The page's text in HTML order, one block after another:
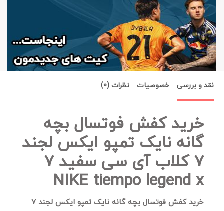
نقد و بررسی خصوصیات نظرات (0)
خرید کفش فوتسال بچه
گانه نایک تمپو ایکس لجند
7 کلاب آی سی سفید 7
NIKE tiempo legend x
خرید کفش فوتسال بچه گانه نایک تمپو ایکس لجند 7